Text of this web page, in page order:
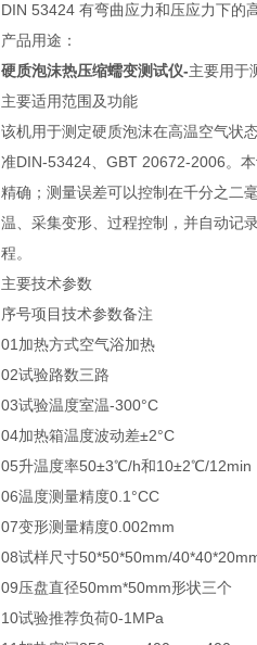
DIN 53424 有弯曲应力和压应力下的
产品用途：
硬质泡沫热压缩蠕变测试仪-主要用于
主要适用范围及功能
该机用于测定硬质泡沫在高温空气状
准DIN-53424、GBT 20672-2006。
精确；测量误差可以控制在千分之二
温、采集变形、过程控制，并自动记
程。
主要技术参数
序号项目技术参数备注
01 加热方式空气浴加热
02试验路数三路
03试验温度室温-300°C
04加热箱温度波动差±2°C
05升温度率50±3℃/h和10±2℃/12min
06温度测量精度0.1°CC
07变形测量精度0.002mm
08试样尺寸50*50*50mm/
09压盘直径50mm*50mm形状三个
10试验推荐负荷0-1MPa